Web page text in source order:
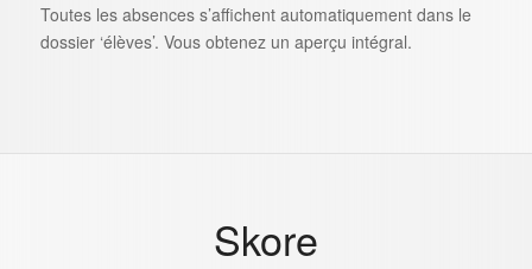
Toutes les absences s’affichent automatiquement dans le
dossier ‘élèves’. Vous obtenez un aperçu intégral.
Skore